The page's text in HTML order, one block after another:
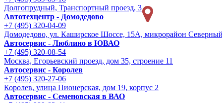
Долгопрудный, Транспортный проезд, 3
Автотехцентр - Домодедово
+7 (495) 320-04-09
Домодедово, ул. Каширское Шоссе, 15А, микрорайон
Автосервис - Люблино в ЮВАО
+7 (495) 320-08-54
Москва, Егорьевский проезд, дом 35, строение 11
Автосервис - Королев
+7 (495) 320-27-06
Королев, улица Пионерская, дом 19, корпус 2
Автосервис - Семеновская в ВАО